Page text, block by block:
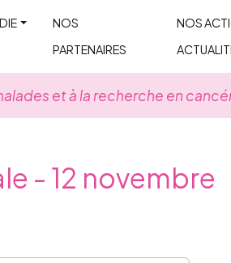
NOS
PARTENAIRES
NOS
et à la recherche en
- 12 novembre